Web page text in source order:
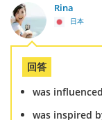
Rina
日本
回答
was
was inspired